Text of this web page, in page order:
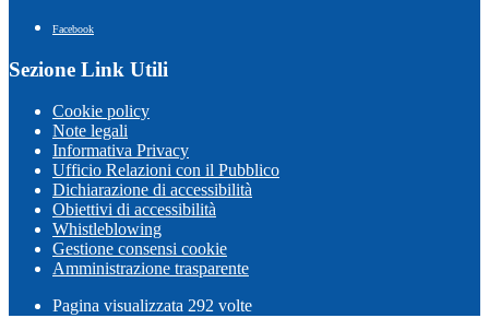
Facebook
Sezione Link Utili
Cookie policy
Note legali
Informativa Privacy
Ufficio Relazioni con il Pubblico
Dichiarazione di accessibilità
Obiettivi di accessibilità
Whistleblowing
Gestione consensi cookie
Amministrazione trasparente
Pagina visualizzata 292 volte